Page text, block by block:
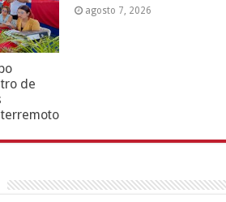
agosto 7, 2026
de